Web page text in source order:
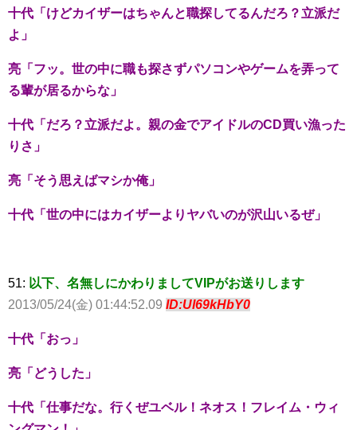
十代「けどカイザーはちゃんと職探してるんだろ？立派だ
よ」
亮「フッ。世の中に職も探さずパソコンやゲームを弄って
る輩が居るからな」
十代「だろ？立派だよ。親の金でアイドルのCD買い漁った
りさ」
亮「そう思えばマシか俺」
十代「世の中にはカイザーよりヤバいのが沢山いるぜ」
51: 以下、名無しにかわりましてVIPがお送りします
2013/05/24(金) 01:44:52.09 ID:UI69kHbY0
十代「おっ」
亮「どうした」
十代「仕事だな。行くぜユベル！ネオス！フレイム・ウィ